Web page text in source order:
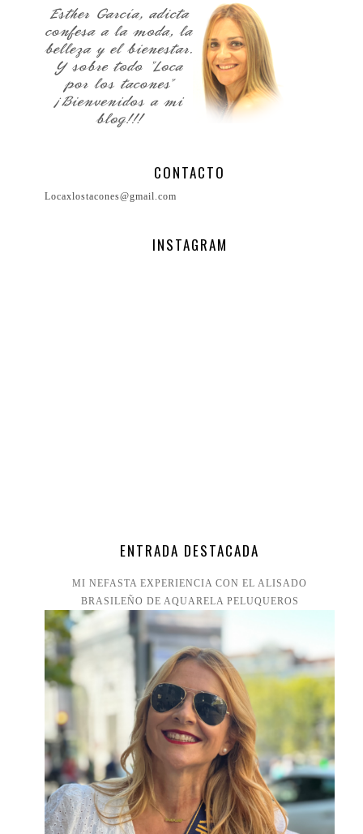
CONTACTO
Locaxlostacones@gmail.com
INSTAGRAM
ENTRADA DESTACADA
MI NEFASTA EXPERIENCIA CON EL ALISADO
BRASILEÑO DE AQUARELA PELUQUEROS